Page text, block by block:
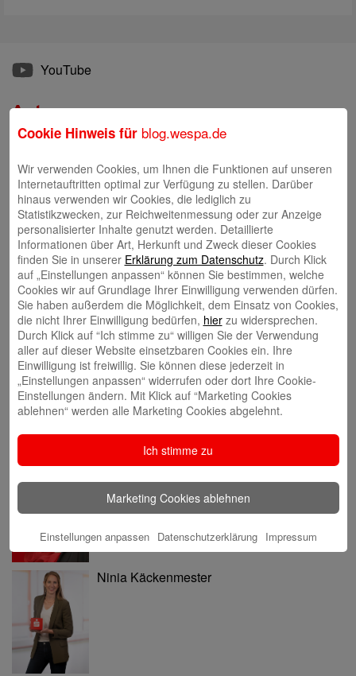
YouTube
Autoren
Tim Beling
Eva Bläsen
Tina Blatz-Ruhnau
Annette Butzke
Ninia Käckenmester
Cookie Hinweis für blog.wespa.de
Wir verwenden Cookies, um Ihnen die Funktionen auf unseren
Internetauftritten optimal zur Verfügung zu stellen. Darüber
hinaus verwenden wir Cookies, die lediglich zu
Statistikzwecken, zur Reichweitenmessung oder zur Anzeige
personalisierter Inhalte genutzt werden. Detaillierte
Informationen über Art, Herkunft und Zweck dieser Cookies
finden Sie in unserer Erklärung zum Datenschutz. Durch Klick
auf „Einstellungen anpassen“ können Sie bestimmen, welche
Cookies wir auf Grundlage Ihrer Einwilligung verwenden dürfen.
Sie haben außerdem die Möglichkeit, dem Einsatz von Cookies,
die nicht Ihrer Einwilligung bedürfen, hierzu widersprechen.
Durch Klick auf “Ich stimme zu“ willigen Sie der Verwendung
aller auf dieser Website einsetzbaren Cookies ein. Ihre
Einwilligung ist freiwillig. Sie können diese jederzeit in
„Einstellungen anpassen“ widerrufen oder dort Ihre Cookie-
Einstellungen ändern. Mit Klick auf “Marketing Cookies
ablehnen“ werden alle Marketing Cookies abgelehnt.
Ich stimme zu
Marketing Cookies ablehnen
Einstellungen anpassen Datenschutzerklärung Impressum